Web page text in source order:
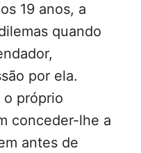
19 anos, a
quando
por ela.
o próprio
conceder-lhe a
antes de